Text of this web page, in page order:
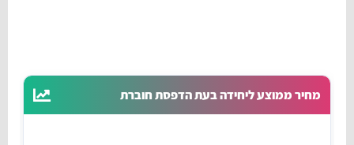
מחיר ממוצע ליחידה בעת הדפסת חוברת